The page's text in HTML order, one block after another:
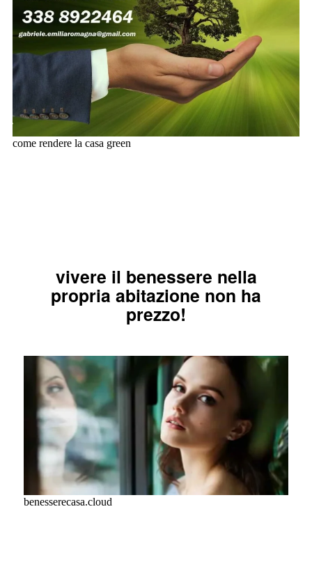
come rendere la casa green
vivere il benessere nella
propria abitazione non ha
prezzo!
benesserecasa.cloud